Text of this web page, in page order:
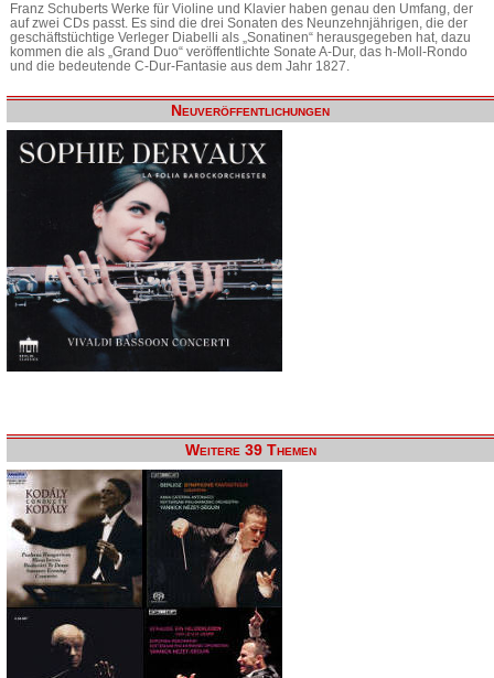
Franz Schuberts Werke für Violine und Klavier haben genau den Umfang, der
auf zwei CDs passt. Es sind die drei Sonaten des Neunzehnjährigen, die der
geschäftstüchtige Verleger Diabelli als „Sonatinen“ herausgegeben hat, dazu
kommen die als „Grand Duo“ veröffentlichte Sonate A-Dur, das h-Moll-Rondo
und die bedeutende C-Dur-Fantasie aus dem Jahr 1827.
Neuveröffentlichungen
Weitere 39 Themen